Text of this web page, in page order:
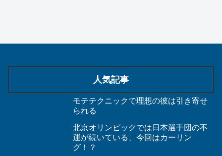
人気記事
モテテクニックで理想の彼は引き寄せ
られる
北京オリンピックでは日本選手団の不
運が続いている、今回はカーリン
グ！？